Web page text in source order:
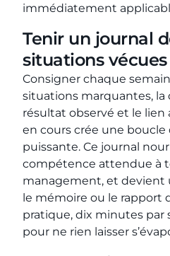
immédiatement
Tenir un journal
situations vécues
Consigner chaque
situations marquantes, la
résultat observé et le lien
en cours crée une boucle
puissante. Ce journal
compétence attendue à
management, et devient
le mémoire ou le rapport
pratique, dix minutes par
pour ne rien laisser